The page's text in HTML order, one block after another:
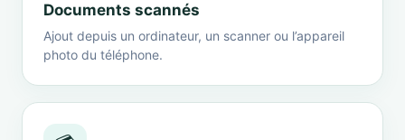
Documents scannés
Ajout depuis un ordinateur, un scanner ou l’appareil
photo du téléphone.